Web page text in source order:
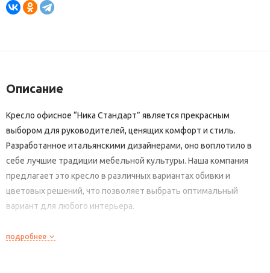
Описание
Кресло офисное “Ника Стандарт” является прекрасным
выбором для руководителей, ценящих комфорт и стиль.
Разработанное итальянскими дизайнерами, оно воплотило в
себе лучшие традиции мебельной культуры. Наша компания
предлагает это кресло в различных вариантах обивки и
цветовых решений, что позволяет выбрать оптимальный
вариант для любого интерьера.
Одной из главных особенностей компьютерного кресла
подробнее